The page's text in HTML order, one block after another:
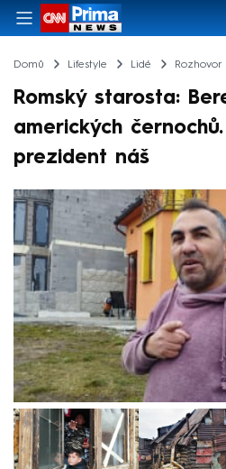
Domů Lifestyle Lidé Rozhovor
Romský starosta:
amerických
prezident náš